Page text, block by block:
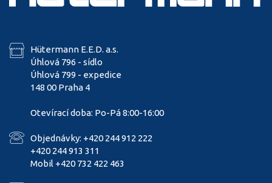
Hütermann E.E.D. a.s.
Úhlová 796 - sídlo
Úhlová 799 - expedice
148 00 Praha 4
Otevírací doba: Po-Pá 8:00-16:00
Objednávky: +420 244 912 222
+420 244 913 311
Mobil +420 732 422 463